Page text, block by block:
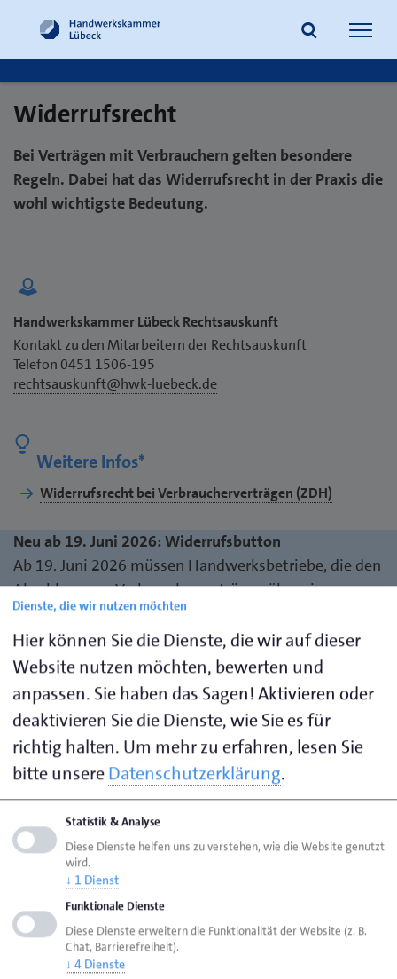
Widerrufsrecht
Bei Verträgen mit Verbrauchern gelten besondere
Regeln. Dabei hat das Widerrufsrecht in der Praxis die
wohl wichtigste Bedeutung.
Handwerkskammer Lübeck Rechtsauskunft
Kontakt zu den Mitarbeitern der Rechtsauskunft
Telefon 0451 1506-195
rechtsauskunft@hwk-luebeck.de
Weitere Infos*
Widerrufsrecht bei Verbraucherverträgen (ZDH)
Neu ab 19. Juni 2026: Widerrufsbutton
Ab 19. Juni 2026 müssen Handwerksbetriebe, die den
Abschluss von Verbraucherverträgen über eine
Webseite oder App ermöglichen, um Waren zu
verkaufen oder Dienstleistungsbuchungen
anzubieten grundsätzlich eine elektronische
Widerrufsfunktion zur Verfügung stellen. Zudem
muss darüber in der Widerrufsbelehrung informiert
werden. Betroffen sind daher insbesondere
Handwerksbetriebe, die B2C-Webshops betreiben
oder B2C-Dienstleistungsbuchungen über Webseiten
und Apps anbieten.
Widerrufsbutton auf Webseiten und Apps (ZDH)
Widerrufsbutton auf Webseiten und Apps (ZDH)
Problematische Fallkonstellationen
Dienste, die wir nutzen möchten
Hier können Sie die Dienste, die wir auf dieser
Website nutzen möchten, bewerten und
anpassen. Sie haben das Sagen! Aktivieren oder
deaktivieren Sie die Dienste, wie Sie es für
richtig halten. Um mehr zu erfahren, lesen Sie
bitte unsereDatenschutzerklärung.
Statistik & Analyse
Diese Dienste helfen uns zu verstehen, wie die Website genutzt
wird.
↓ 1 Dienst
Funktionale Dienste
Diese Dienste erweitern die Funktionalität der Website (z. B.
Chat, Barrierefreiheit).
↓ 4 Dienste